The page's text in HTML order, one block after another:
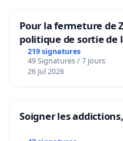
Pour la fermeture de
politique de sortie de
219 signatures
49 Signatures / 7 jours
26 Jul 2026
Soigner les